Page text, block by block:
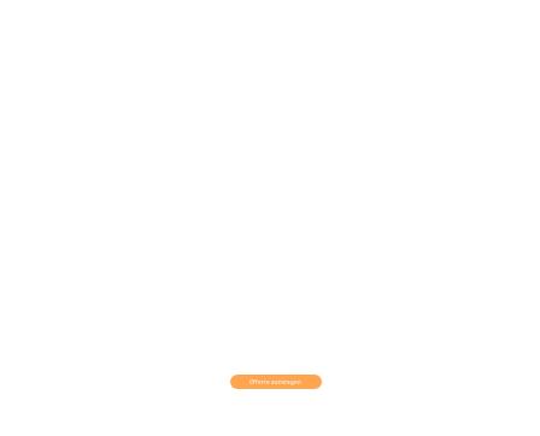
Offerte aanvragen